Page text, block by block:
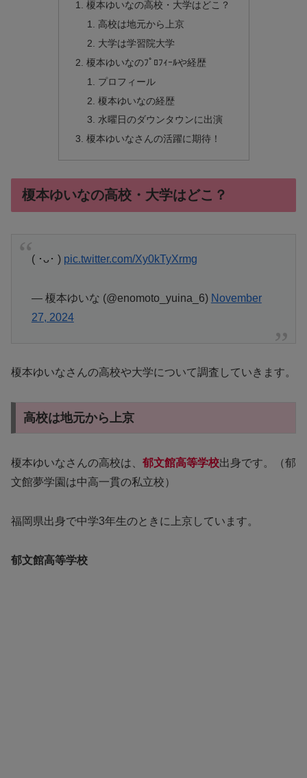
榎本ゆいなの高校・大学はどこ？
高校は地元から上京
大学は学習院大学
榎本ゆいなのﾌﾟﾛﾌｨｰﾙや経歴
プロフィール
榎本ゆいなの経歴
水曜日のダウンタウンに出演
榎本ゆいなさんの活躍に期待！
榎本ゆいなの高校・大学はどこ？
( ･ᴗ･ ) pic.twitter.com/Xy0kTyXrmg
— 榎本ゆいな (@enomoto_yuina_6) November
27, 2024
榎本ゆいなさんの高校や大学について調査していきます。
高校は地元から上京
榎本ゆいなさんの高校は、 郁文館高等学校出身です。（郁
文館夢学園は中高一貫の私立校）
福岡県出身で中学3年生のときに上京しています。
郁文館高等学校